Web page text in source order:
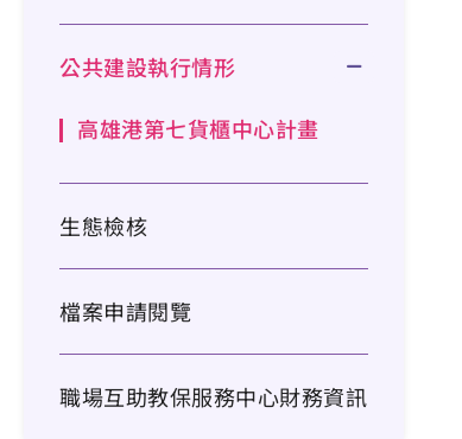
公共建設執行情形
高雄港第七貨櫃中心計畫
生態檢核
檔案申請閱覽
職場互助教保服務中心財務資訊